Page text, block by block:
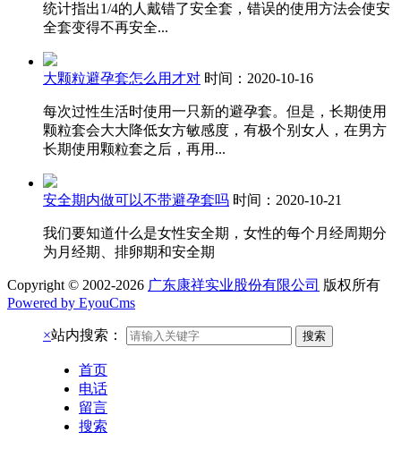
统计指出1/4的人戴错了安全套，错误的使用方法会使安
全套变得不再安全...
大颗粒避孕套怎么用才对 时间：2020-10-16
每次过性生活时使用一只新的避孕套。但是，长期使用
颗粒套会大大降低女方敏感度，有极个别女人，在男方
长期使用颗粒套之后，再用...
安全期内做可以不带避孕套吗 时间：2020-10-21
我们要知道什么是女性安全期，女性的每个月经周期分
为月经期、排卵期和安全期
Copyright © 2002-2026 广东康祥实业股份有限公司 版权所有
Powered by EyouCms
×站内搜索： 搜索
首页
电话
留言
搜索